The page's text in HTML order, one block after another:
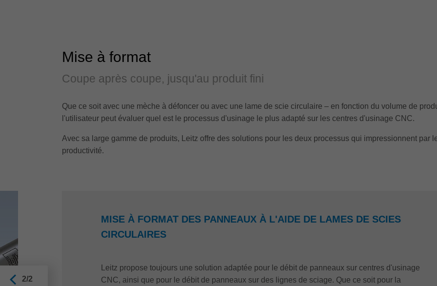
Mise à format
Coupe après coupe, jusqu'au produit fini
Que ce soit avec une mèche à défoncer ou avec une lame de scie circulaire – en fonction du volume de
l'utilisateur peut évaluer quel est le processus d'usinage le plus adapté sur les centres d'usinage CNC.
Avec sa large gamme de produits, Leitz offre des solutions pour les deux processus qui impressionnent par
productivité.
MISE À FORMAT DES PANNEAUX À L'AIDE DE LAMES DE SCIES
CIRCULAIRES
Leitz propose toujours une solution adaptée pour le débit de panneaux sur centres d'usinage
CNC, ainsi que pour le débit de panneaux sur des lignes de sciage. Que ce soit pour la
2/2